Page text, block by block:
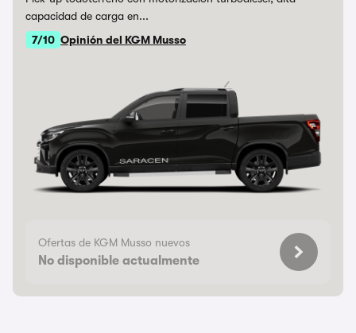
capacidad de carga en...
7/10 Opinión del KGM Musso
Ofertas de KGM Musso nuevos
No disponible actualmente